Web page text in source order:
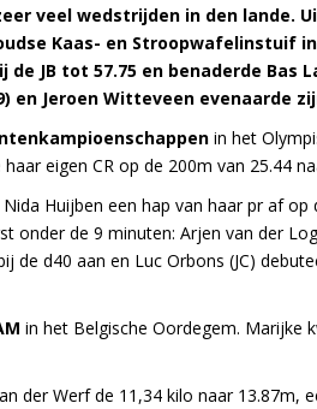
veel wedstrijden in den lande.
Kaas- en Stroopwafelinstuif
JB tot 57.75 en benaderde Bas
Jeroen Witteveen evenaarde
in het
eigen CR op de 200m van 25.44
Huijben een hap van haar pr af op
onder de 9 minuten: Arjen van der
de d40 aan en Luc Orbons (JC)
in het Belgische Oordegem. Marijke
der Werf de 11,34 kilo naar 13.87m,